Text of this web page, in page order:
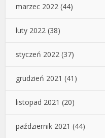
marzec 2022 (44)
luty 2022 (38)
styczeń 2022 (37)
grudzień 2021 (41)
listopad 2021 (20)
październik 2021 (44)